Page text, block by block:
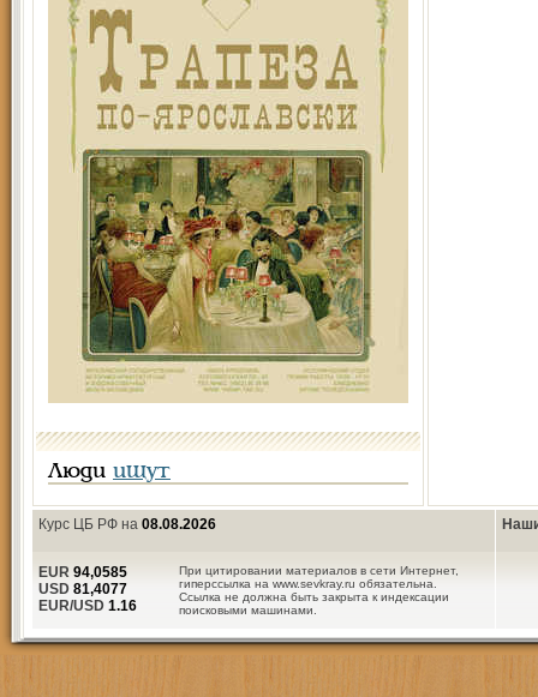
Люди ищут
Курс ЦБ РФ на 08.08.2026
При цитировании материалов в сети Интернет,
гиперссылка на www.sevkray.ru обязательна.
Ссылка не должна быть закрыта к индексации
поисковыми машинами.
EUR 94,0585
USD 81,4077
EUR/USD 1.16